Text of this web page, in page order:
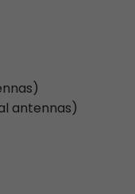
antennas)